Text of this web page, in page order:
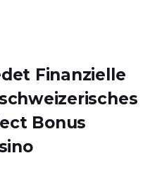
Finanzielle
Bonus